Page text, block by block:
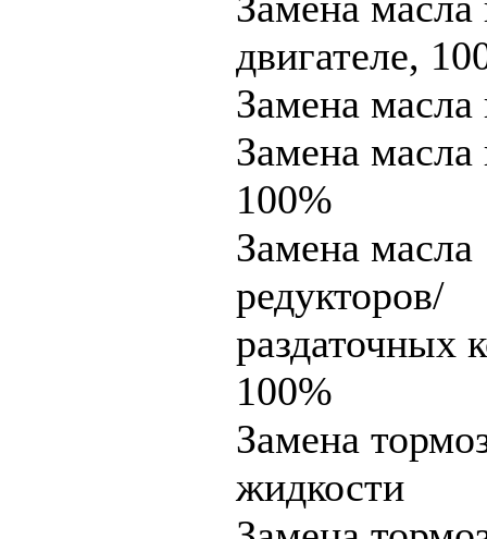
двигателе,
Замена
Замена
100%
Замена масла
редукторов/
раздаточных
100%
Замена
жидкости